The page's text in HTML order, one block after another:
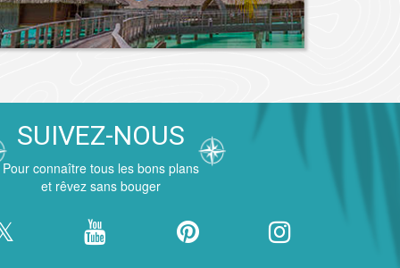
SUIVEZ-NOUS
Pour connaître tous les bons plans
et rêvez sans bouger